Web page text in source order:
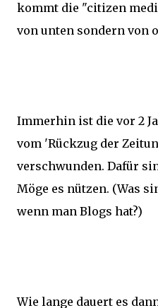
kommt die "citizen
von unten sondern von
Immerhin ist die vor 2
vom 'Rückzug der
verschwunden. Dafür
Möge es nützen. (Was
wenn man Blogs hat?)
Wie lange dauert es